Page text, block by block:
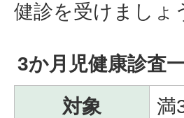
健診を受けましょ
3か月児健康診査
対象
満